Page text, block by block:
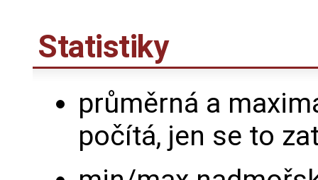
Statistiky
průměrná a
počítá, jen se to